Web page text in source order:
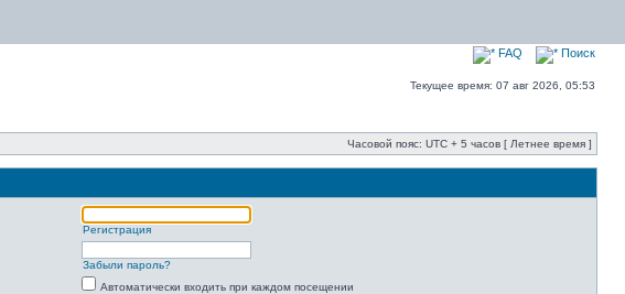
FAQ Поиск
Текущее время: 07 авг 2026, 05:53
Часовой пояс: UTC + 5 часов [ Летнее время ]
Регистрация
Забыли пароль?
Автоматически входить при каждом посещении